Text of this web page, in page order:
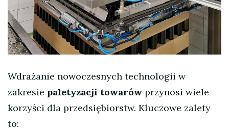
Wdrażanie nowoczesnych technologii w
zakresie paletyzacji towarów przynosi wiele
korzyści dla przedsiębiorstw. Kluczowe zalety
to: